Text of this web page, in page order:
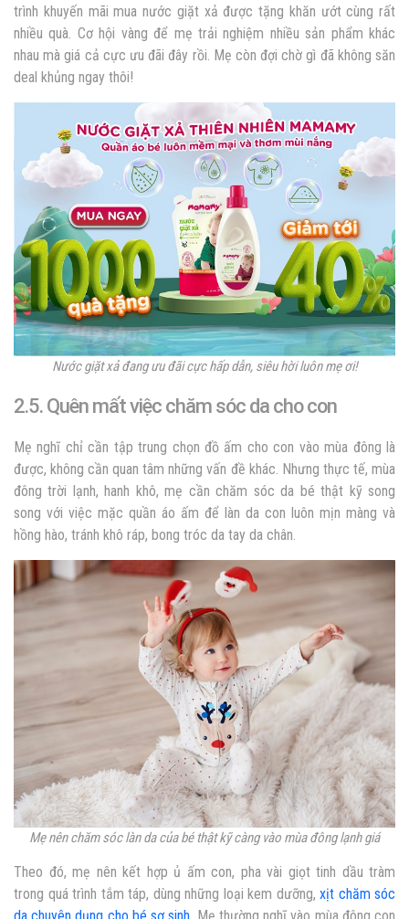
trình khuyến mãi mua nước giặt xả được tặng khăn ướt cùng rất
nhiều quà. Cơ hội vàng để mẹ trải nghiệm nhiều sản phẩm khác
nhau mà giá cả cực ưu đãi đây rồi. Mẹ còn đợi chờ gì đã không săn
deal khủng ngay thôi!
Nước giặt xả đang ưu đãi cực hấp dẫn, siêu hời luôn mẹ ơi!
2.5. Quên mất việc chăm sóc da cho con
Mẹ nghĩ chỉ cần tập trung chọn đồ ấm cho con vào mùa đông là
được, không cần quan tâm những vấn đề khác. Nhưng thực tế, mùa
đông trời lạnh, hanh khô, mẹ cần chăm sóc da bé thật kỹ song
song với việc mặc quần áo ấm để làn da con luôn mịn màng và
hồng hào, tránh khô ráp, bong tróc da tay da chân.
Mẹ nên chăm sóc làn da của bé thật kỹ càng vào mùa đông lạnh giá
Theo đó, mẹ nên kết hợp ủ ấm con, pha vài giọt tinh dầu tràm
trong quá trình tắm táp, dùng những loại kem dưỡng, xịt chăm sóc